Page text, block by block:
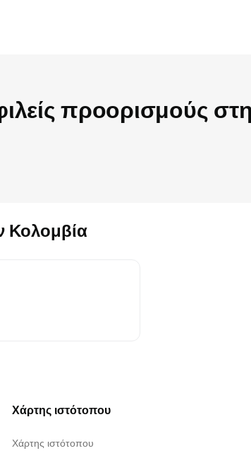
προορισμούς
Κολομβία
Χάρτης ιστότοπου
Χάρτης ιστότοπου